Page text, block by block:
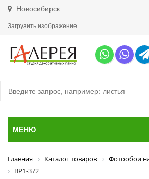
Новосибирск
Загрузить изображение
МЕНЮ
Главная Каталог товаров Фотообои
ВР1-372